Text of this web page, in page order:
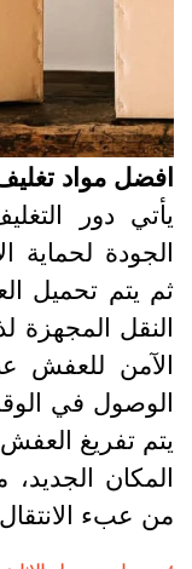
مواد تغليف
دور
لحماية
يتم تحميل
المجهزة
للعفش
في الوقت
تفريغ العفش
الجديد،
عبء الانتقال.